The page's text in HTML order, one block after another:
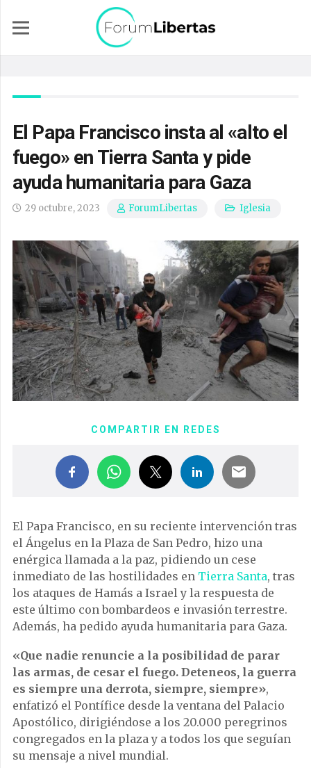
El Papa Francisco insta al «alto el
fuego» en Tierra Santa y pide
ayuda humanitaria para Gaza
29 octubre, 2023 ForumLibertas Iglesia
COMPARTIR EN REDES
El Papa Francisco, en su reciente intervención tras
el Ángelus en la Plaza de San Pedro, hizo una
enérgica llamada a la paz, pidiendo un cese
inmediato de las hostilidades en Tierra Santa, tras
los ataques de Hamás a Israel y la respuesta de
este último con bombardeos e invasión terrestre.
Además, ha pedido ayuda humanitaria para Gaza.
«Que nadie renuncie a la posibilidad de parar
las armas, de cesar el fuego. Deteneos, la guerra
es siempre una derrota, siempre, siempre»,
enfatizó el Pontífice desde la ventana del Palacio
Apostólico, dirigiéndose a los 20.000 peregrinos
congregados en la plaza y a todos los que seguían
su mensaje a nivel mundial.